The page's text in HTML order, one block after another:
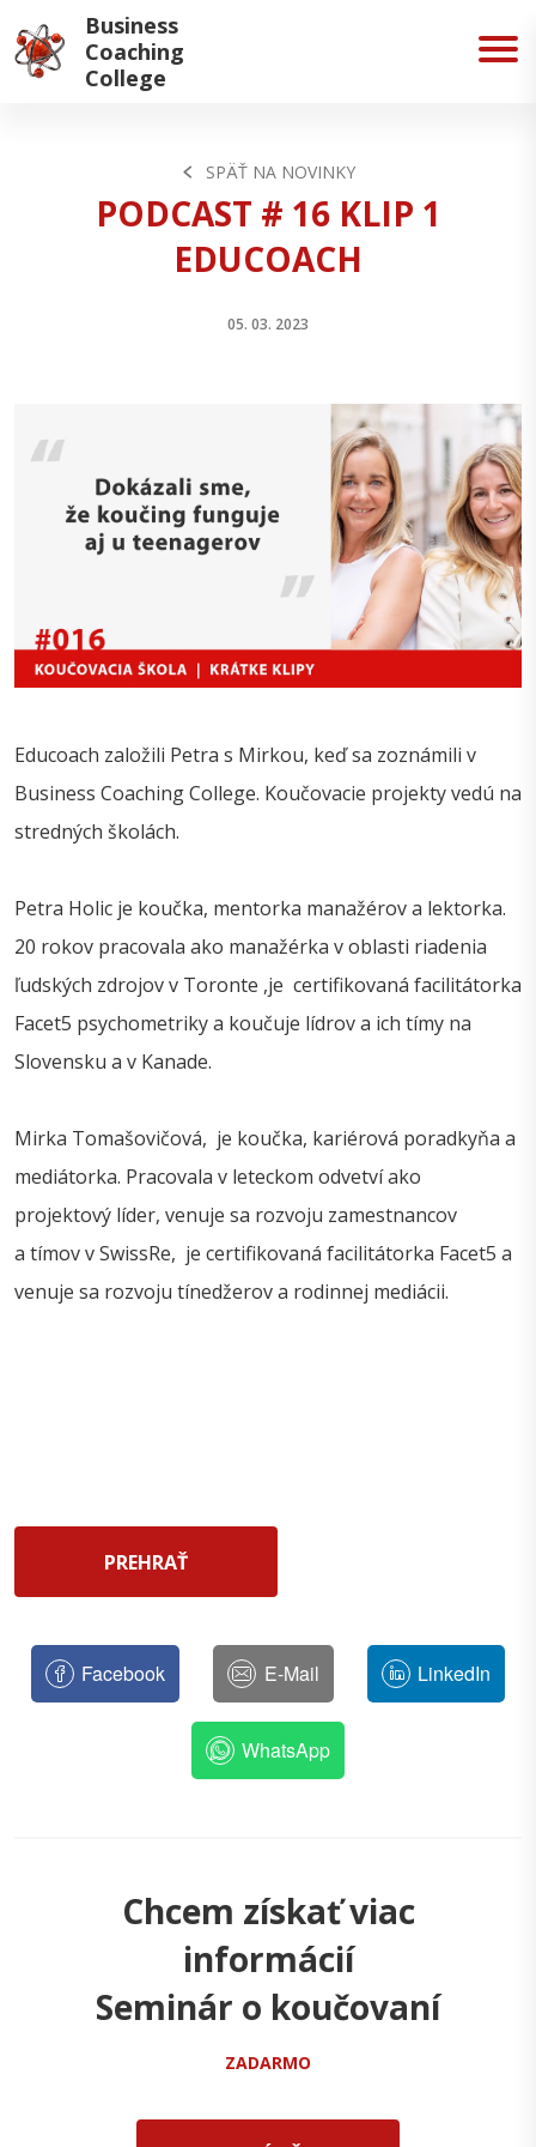
Business
Coaching
College
SPÄŤ NA NOVINKY
PODCAST # 16 KLIP 1
EDUCOACH
05. 03. 2023
Educoach založili Petra s Mirkou, keď sa zoznámili v
Business Coaching College. Koučovacie projekty vedú na
stredných školách.
Petra Holic je koučka, mentorka manažérov a lektorka.
20 rokov pracovala ako manažérka v oblasti riadenia
ľudských zdrojov v Toronte ,je certifikovaná facilitátorka
Facet5 psychometriky a koučuje lídrov a ich tímy na
Slovensku a v Kanade.
Mirka Tomašovičová, je koučka, kariérová poradkyňa a
mediátorka. Pracovala v leteckom odvetví ako
projektový líder, venuje sa rozvoju zamestnancov
a tímov v SwissRe, je certifikovaná facilitátorka Facet5 a
venuje sa rozvoju tínedžerov a rodinnej mediácii.
PREHRAŤ
Facebook E-Mail LinkedIn
WhatsApp
Chcem získať viac
informácií
Seminár o koučovaní
ZADARMO